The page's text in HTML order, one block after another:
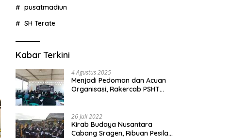
pusatmadiun
SH Terate
Kabar Terkini
4 Agustus 2025
Menjadi Pedoman dan Acuan
Organisasi, Rakercab PSHT
Kerja, Berjalan Lancar dan
Sukses
26 Juli 2022
Kirab Budaya Nusantara
Cabang Sragen, Ribuan Pesilat